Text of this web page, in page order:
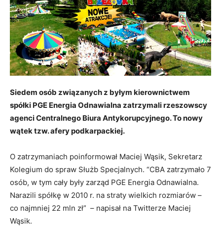
Siedem osób związanych z byłym kierownictwem
spółki PGE Energia Odnawialna zatrzymali rzeszowscy
agenci Centralnego Biura Antykorupcyjnego. To nowy
wątek tzw. afery podkarpackiej.
O zatrzymaniach poinformował Maciej Wąsik, Sekretarz
Kolegium do spraw Służb Specjalnych. “CBA zatrzymało 7
osób, w tym cały były zarząd PGE Energia Odnawialna.
Narazili spółkę w 2010 r. na straty wielkich rozmiarów –
co najmniej 22 mln zł” – napisał na Twitterze Maciej
Wąsik.